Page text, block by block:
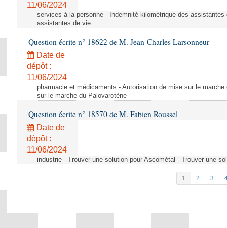
11/06/2024
services à la personne - Indemnité kilométrique des
assistantes de vie
Question écrite n° 18622 de M. Jean-Charles Larsonneur
Date de
dépôt :
11/06/2024
pharmacie et médicaments - Autorisation de mise sur le
sur le marche du Palovarotène
Question écrite n° 18570 de M. Fabien Roussel
Date de
dépôt :
11/06/2024
industrie - Trouver une solution pour Ascométal - Trouver une
1 2 3